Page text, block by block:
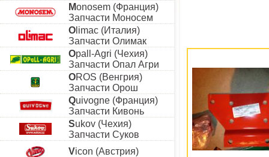
Monosem (Франция)
Запчасти Моносем
O limac (Италия)
Запчасти Олимак
Opall-Agri (Чехия)
Запчасти Опал Агри
OROS (Венгрия)
Запчасти Орош
Quivogne (Франция)
Запчасти Кивонь
Sukov (Чехия)
Запчасти Суков
Vicon (Австрия)